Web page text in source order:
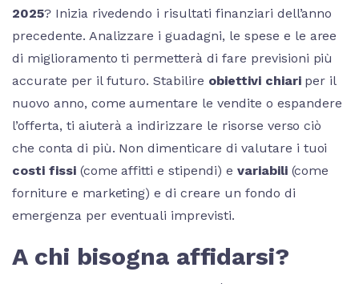
2025? Inizia rivedendo i risultati finanziari dell’anno
precedente. Analizzare i guadagni, le spese e le aree
di miglioramento ti permetterà di fare previsioni più
accurate per il futuro. Stabilire obiettivi chiariper il
nuovo anno, come aumentare le vendite o espandere
l’offerta, ti aiuterà a indirizzare le risorse verso ciò
che conta di più. Non dimenticare di valutare i tuoi
costi fissi(come affitti e stipendi) e variabili(come
forniture e marketing) e di creare un fondo di
emergenza per eventuali imprevisti.
A chi bisogna affidarsi?